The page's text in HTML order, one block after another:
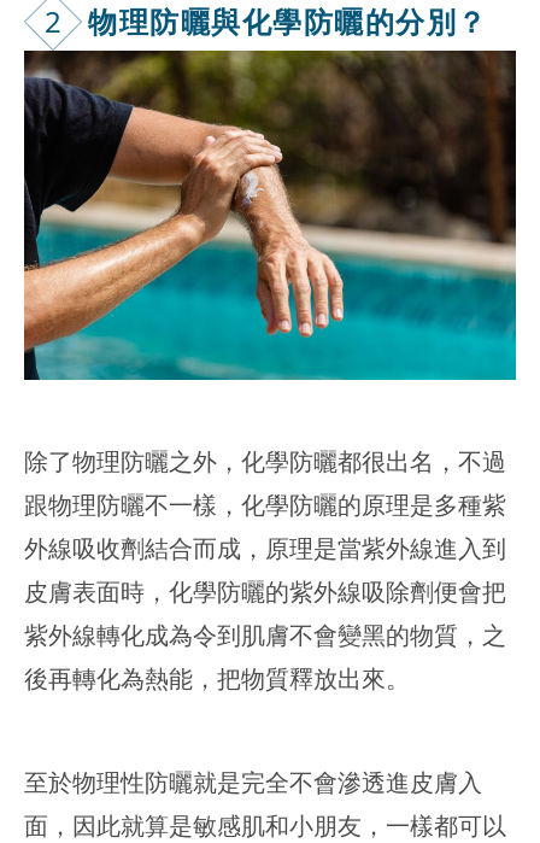
2 物理防曬與化學防曬的分別？
除了物理防曬之外，化學防曬都很出名，不過
跟物理防曬不一樣，化學防曬的原理是多種紫
外線吸收劑結合而成，原理是當紫外線進入到
皮膚表面時，化學防曬的紫外線吸除劑便會把
紫外線轉化成為令到肌膚不會變黑的物質，之
後再轉化為熱能，把物質釋放出來。
至於物理性防曬就是完全不會滲透進皮膚入
面，因此就算是敏感肌和小朋友，一樣都可以